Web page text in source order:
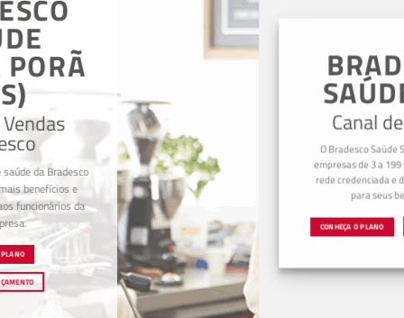
BRADESCO
SAÚDE SPG
Canal de Vendas
O Bradesco Saúde SPG foi criado para
empresas de 3 a 199 vidas, oferece vasta
rede credenciada e diversos diferenciais
para seus beneficiários.
CONHEÇA O PLANO REDE CREDENCIADA